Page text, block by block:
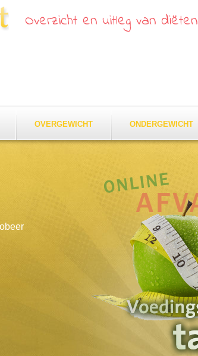
Overzicht en uitleg van diëten
OVERGEWICHT ONDERGEWICHT